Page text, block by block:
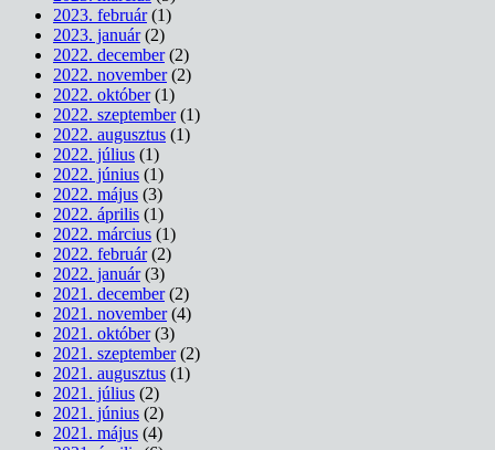
2023. február(1)
2023. január(2)
2022. december(2)
2022. november(2)
2022. október(1)
2022. szeptember(1)
2022. augusztus (1)
2022. július (1)
2022. június (1)
2022. május (3)
2022. április (1)
2022. március (1)
2022. február(2)
2022. január(3)
2021. december(2)
2021. november(4)
2021. október(3)
2021. szeptember(2)
2021. augusztus (1)
2021. július (2)
2021. június (2)
2021. május (4)